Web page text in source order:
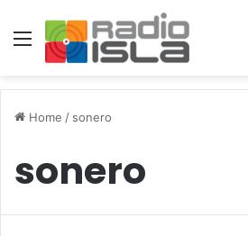
Menu
Home / sonero
sonero